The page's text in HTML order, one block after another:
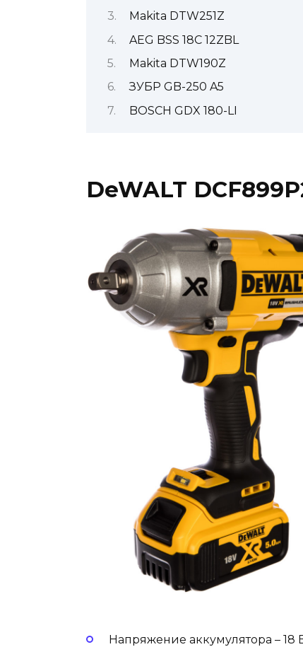
Makita DTW251Z
AEG BSS 18C 12ZBL
Makita DTW190Z
ЗУБР GB-250 A5
BOSCH GDX 180-LI
DeWALT
Напряжение аккумулятора – 18